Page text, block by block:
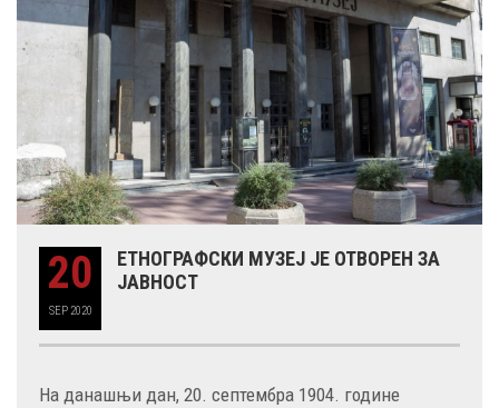
20
SEP 2020
ЕТНОГРАФСКИ МУЗЕЈ ЈЕ ОТВОРЕН ЗА
ЈАВНОСТ
На данашњи дан, 20. септембра 1904. године